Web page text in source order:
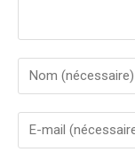
username